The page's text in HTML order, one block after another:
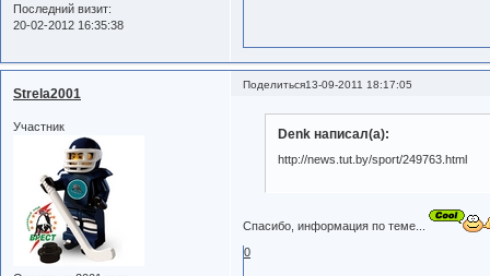
Последний визит:
20-02-2012 16:35:38
Поделиться13-09-2011 18:17:05
Strela2001
Участник Denk написал(а):
http://news.tut.by/sport/249763.html
Спасибо, информация по теме...
0